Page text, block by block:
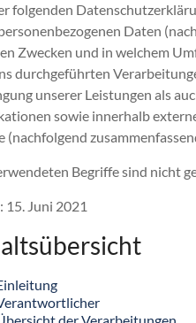
folgenden
Daten
Zwecken und in welchem
durchgeführten
unserer Leistungen als
sowie innerhalb
(nachfolgend
Begriffe sind nicht
15. Juni 2021